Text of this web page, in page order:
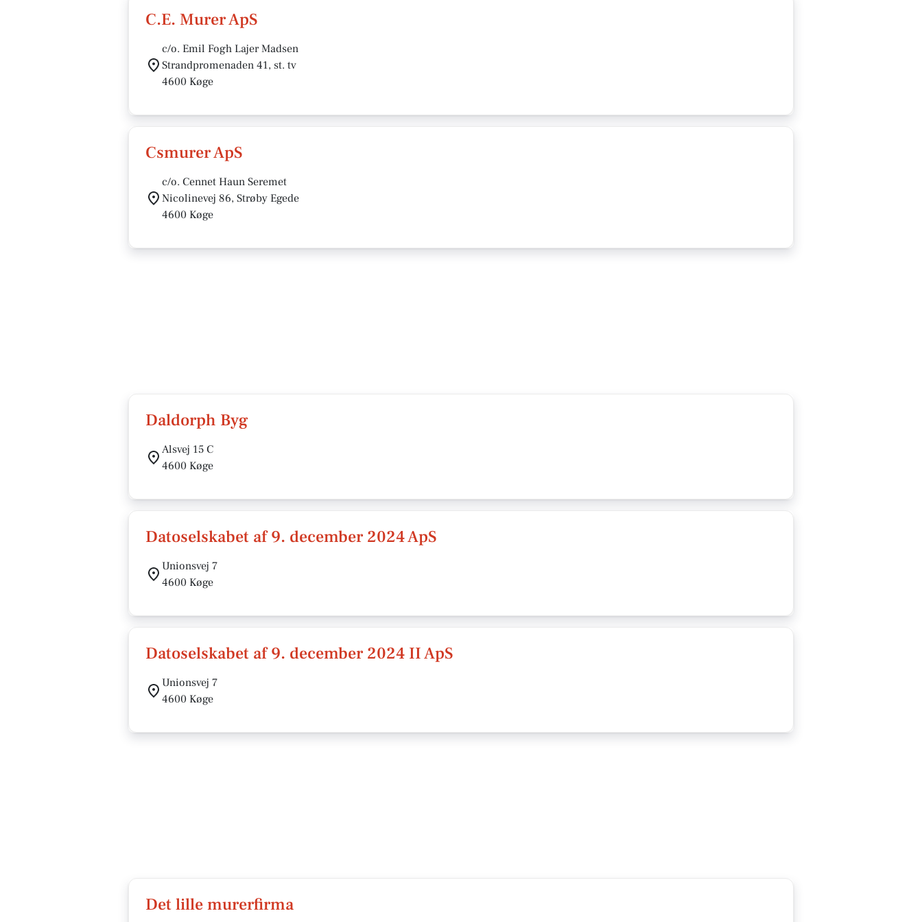
C.E. Murer ApS
c/o. Emil Fogh Lajer Madsen
Strandpromenaden 41, st. tv
4600 Køge
Csmurer ApS
c/o. Cennet Haun Seremet
Nicolinevej 86, Strøby Egede
4600 Køge
Daldorph Byg
Alsvej 15 C
4600 Køge
Datoselskabet af 9. december 2024 ApS
Unionsvej 7
4600 Køge
Datoselskabet af 9. december 2024 II ApS
Unionsvej 7
4600 Køge
Det lille murerfirma